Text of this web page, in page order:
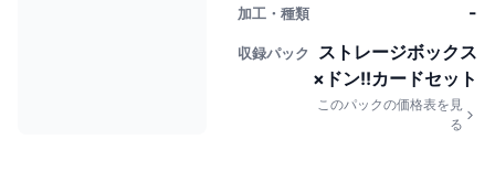
加工・種類 -
収録パック
ストレージボックス
×ドン!!カードセット
このパックの価格表を見
る